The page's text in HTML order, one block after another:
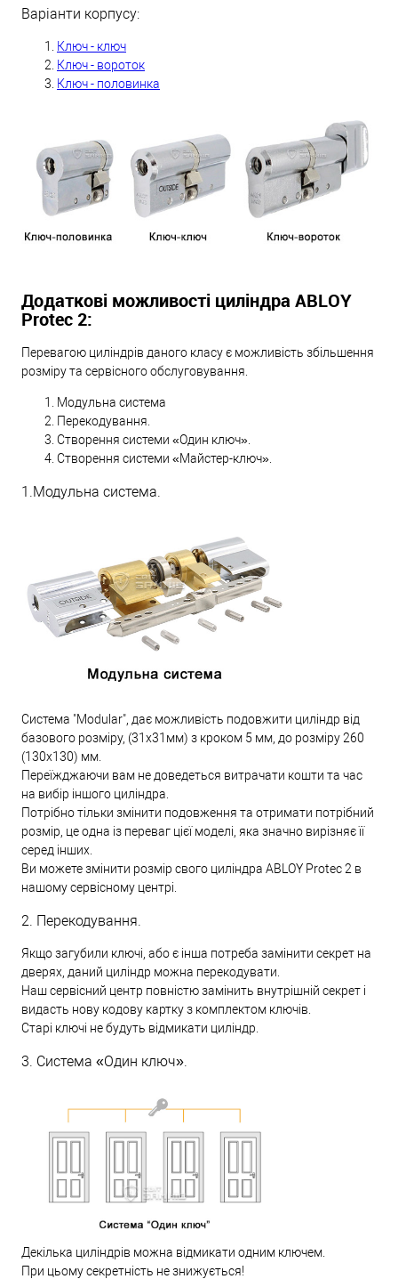
Варіанти корпусу:
Ключ - ключ
Ключ - вороток
Ключ - половинка
Додаткові можливості циліндра ABLOY
Protec 2:
Перевагою циліндрів даного класу є можливість збільшення
розміру та сервісного обслуговування.
Модульна система
Перекодування.
Створення системи «Один ключ».
Створення системи «Майстер-ключ».
1.Модульна система.
Система "Modular", дає можливість подовжити циліндр від
базового розміру, (31х31мм) з кроком 5 мм, до розміру 260
(130х130) мм.
Переїжджаючи вам не доведеться витрачати кошти та час
на вибір іншого циліндра.
Потрібно тільки змінити подовження та отримати потрібний
розмір, це одна із переваг цієї моделі, яка значно вирізняє її
серед інших.
Ви можете змінити розмір свого циліндра ABLOY Protec 2 в
нашому сервісному центрі.
2. Перекодування.
Якщо загубили ключі, або є інша потреба замінити секрет на
дверях, даний циліндр можна перекодувати.
Наш сервісний центр повністю замінить внутрішній секрет і
видасть нову кодову картку з комплектом ключів.
Старі ключі не будуть відмикати циліндр.
3. Система «Один ключ».
Декілька циліндрів можна відмикати одним ключем.
При цьому секретність не знижується!